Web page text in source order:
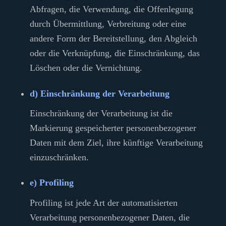
Abfragen, die Verwendung, die Offenlegung
durch Übermittlung, Verbreitung oder eine
andere Form der Bereitstellung, den Abgleich
oder die Verknüpfung, die Einschränkung, das
Löschen oder die Vernichtung.
d) Einschränkung der Verarbeitung
Einschränkung der Verarbeitung ist die
Markierung gespeicherter personenbezogener
Daten mit dem Ziel, ihre künftige Verarbeitung
einzuschränken.
e) Profiling
Profiling ist jede Art der automatisierten
Verarbeitung personenbezogener Daten, die